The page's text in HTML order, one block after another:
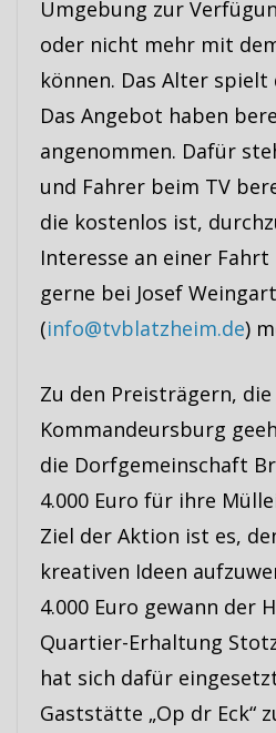
Umgebung zur
oder nicht mehr mit
können. Das Alter spielt
Das Angebot haben
angenommen. Dafür
und Fahrer beim TV
die kostenlos ist,
Interesse an einer
gerne bei Josef
(info@tvblatzheim.de)
Zu den Preisträgern,
Kommandeursburg
die Dorfgemeinschaft
4.000 Euro für ihre
Ziel der Aktion ist es,
kreativen Ideen
4.000 Euro gewann der
Quartier-Erhaltung
hat sich dafür
Gaststätte „Op dr Eck“